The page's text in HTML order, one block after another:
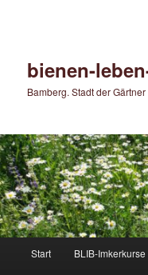
bienen-
Bamberg. Stadt der
Start BLIB-Imkerkurse